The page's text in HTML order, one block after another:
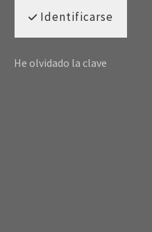
Identificarse
He olvidado la clave